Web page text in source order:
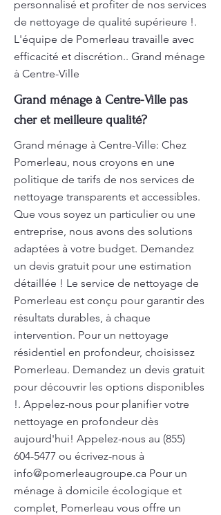
personnalisé et profiter de nos services
de nettoyage de qualité supérieure !.
L'équipe de Pomerleau travaille avec
efficacité et discrétion.. Grand ménage
à Centre-Ville
Grand ménage à Centre-Ville pas
cher et meilleure qualité?
Grand ménage à Centre-Ville: Chez
Pomerleau, nous croyons en une
politique de tarifs de nos services de
nettoyage transparents et accessibles.
Que vous soyez un particulier ou une
entreprise, nous avons des solutions
adaptées à votre budget. Demandez
un devis gratuit pour une estimation
détaillée ! Le service de nettoyage de
Pomerleau est conçu pour garantir des
résultats durables, à chaque
intervention. Pour un nettoyage
résidentiel en profondeur, choisissez
Pomerleau. Demandez un devis gratuit
pour découvrir les options disponibles
!. Appelez-nous pour planifier votre
nettoyage en profondeur dès
aujourd'hui! Appelez-nous au (855)
604-5477 ou écrivez-nous à
info@pomerleaugroupe.ca Pour un
ménage à domicile écologique et
complet, Pomerleau vous offre un